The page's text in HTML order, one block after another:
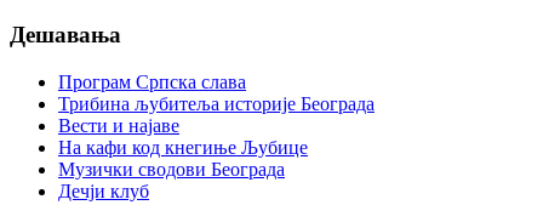
Дешавања
Програм Српска слава
Трибина љубитеља историје Београда
Beсти и најаве
На кафи код кнегиње Љубице
Музички сводови Београда
Дечји клуб